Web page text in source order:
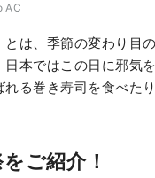
AC
とは、季節の変わり
日本ではこの日に邪気
れる巻き寿司を食べた
ご紹介！